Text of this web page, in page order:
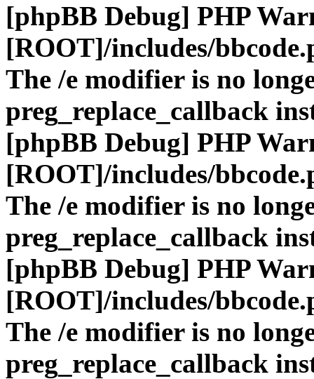
[phpBB Debug] PHP
[ROOT]/includes/
The /e modifier is no
preg_replace_callback
[phpBB Debug] PHP
[ROOT]/includes/
The /e modifier is no
preg_replace_callback
[phpBB Debug] PHP
[ROOT]/includes/
The /e modifier is no
preg_replace_callback